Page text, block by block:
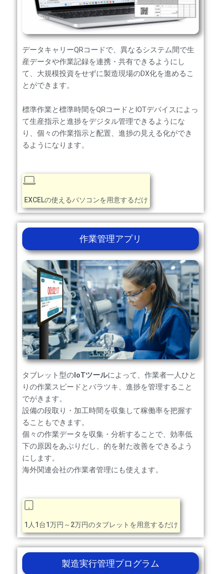
データキャリーQRコードで、異なるシステム間で生
産データや作業記録を連携・共有できるようにし
て、大規模投資をせずに製造現場のDX化を進めるこ
とができます。
標準作業と標準時間をQRコードとIOTデバイスによっ
て生産指示と進捗をデジタル管理できるようにな
り、個々の作業指示と配置、進捗の見える化ができ
るようになります。
EXCELの使えるパソコンを用意するだけ
作業管理アプリ
タブレット型のIoTツールによって、作業者一人ひと
りの作業スピードとバラツキ、進捗を管理すること
でがきます。
設備の段取り・加工時間を収集して稼働率を把握す
ることもできます。
個々の作業データを収集・分析することで、効率低
下の原因をあぶりだし、的を射た改善をできるよう
にします。
海外関連会社の作業者管理にも使えます。
1人1台1万円～2万円のタブレットを用意するだけ
製造実行管理プログラム